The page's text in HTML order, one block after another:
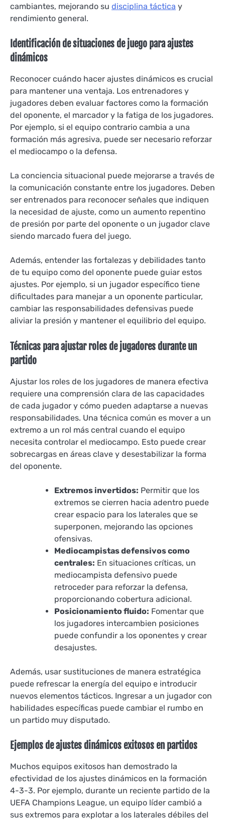
cambiantes, mejorando su disciplina táctica y
rendimiento general.
Identificación de situaciones de juego para ajustes
dinámicos
Reconocer cuándo hacer ajustes dinámicos es crucial
para mantener una ventaja. Los entrenadores y
jugadores deben evaluar factores como la formación
del oponente, el marcador y la fatiga de los jugadores.
Por ejemplo, si el equipo contrario cambia a una
formación más agresiva, puede ser necesario reforzar
el mediocampo o la defensa.
La conciencia situacional puede mejorarse a través de
la comunicación constante entre los jugadores. Deben
ser entrenados para reconocer señales que indiquen
la necesidad de ajuste, como un aumento repentino
de presión por parte del oponente o un jugador clave
siendo marcado fuera del juego.
Además, entender las fortalezas y debilidades tanto
de tu equipo como del oponente puede guiar estos
ajustes. Por ejemplo, si un jugador específico tiene
dificultades para manejar a un oponente particular,
cambiar las responsabilidades defensivas puede
aliviar la presión y mantener el equilibrio del equipo.
Técnicas para ajustar roles de jugadores durante un
partido
Ajustar los roles de los jugadores de manera efectiva
requiere una comprensión clara de las capacidades
de cada jugador y cómo pueden adaptarse a nuevas
responsabilidades. Una técnica común es mover a un
extremo a un rol más central cuando el equipo
necesita controlar el mediocampo. Esto puede crear
sobrecargas en áreas clave y desestabilizar la forma
del oponente.
Extremos invertidos: Permitir que los
extremos se cierren hacia adentro puede
crear espacio para los laterales que se
superponen, mejorando las opciones
ofensivas.
Mediocampistas defensivos como
centrales: En situaciones críticas, un
mediocampista defensivo puede
retroceder para reforzar la defensa,
proporcionando cobertura adicional.
Posicionamiento fluido: Fomentar que
los jugadores intercambien posiciones
puede confundir a los oponentes y crear
desajustes.
Además, usar sustituciones de manera estratégica
puede refrescar la energía del equipo e introducir
nuevos elementos tácticos. Ingresar a un jugador con
habilidades específicas puede cambiar el rumbo en
un partido muy disputado.
Ejemplos de ajustes dinámicos exitosos en partidos
Muchos equipos exitosos han demostrado la
efectividad de los ajustes dinámicos en la formación
4-3-3. Por ejemplo, durante un reciente partido de la
UEFA Champions League, un equipo líder cambió a
sus extremos para explotar a los laterales débiles del